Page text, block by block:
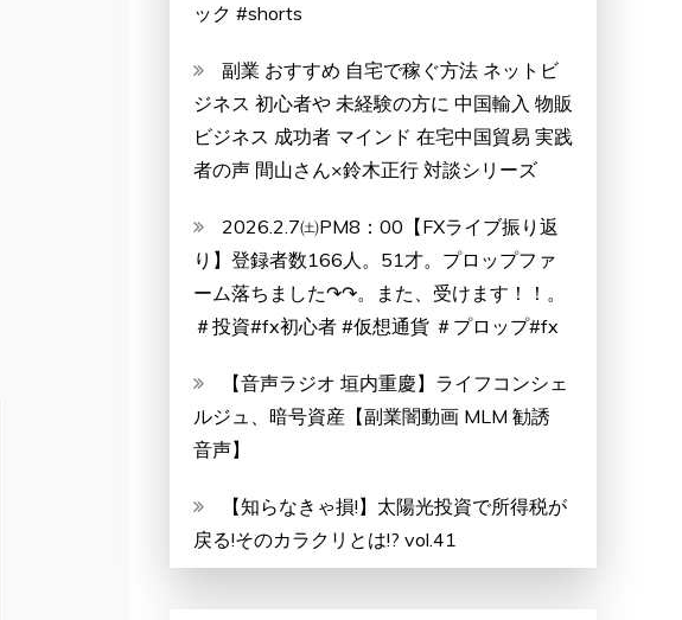
ック #shorts
副業 おすすめ 自宅で稼ぐ方法 ネットビ
ジネス 初心者や 未経験の方に 中国輸入 物販
ビジネス 成功者 マインド 在宅中国貿易 実践
者の声 間山さん×鈴木正行 対談シリーズ
2026.2.7㈯PM8：00【FXライブ振り返
り】登録者数166人。51才。プロップファ
ーム落ちました↷↷。また、受けます！！。
＃投資#fx初心者 #仮想通貨 ＃プロップ#fx
【音声ラジオ 垣内重慶】ライフコンシェ
ルジュ、暗号資産【副業闇動画 MLM 勧誘
音声】
【知らなきゃ損!】太陽光投資で所得税が
戻る!そのカラクリとは!? vol.41